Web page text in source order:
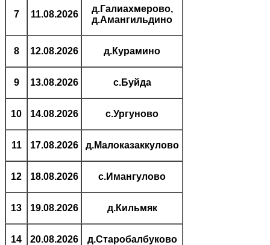
7 11.08.2026
д.Галиахмерово,
д.Амангильдино
8 12.08.2026 д.Курамино
9 13.08.2026 с.Буйда
10 14.08.2026 с.Ургуново
11 17.08.2026 д.Малоказаккулово
12 18.08.2026 с.Имангулово
13 19.08.2026 д.Кильмяк
14 20.08.2026 д.Старобалбуково